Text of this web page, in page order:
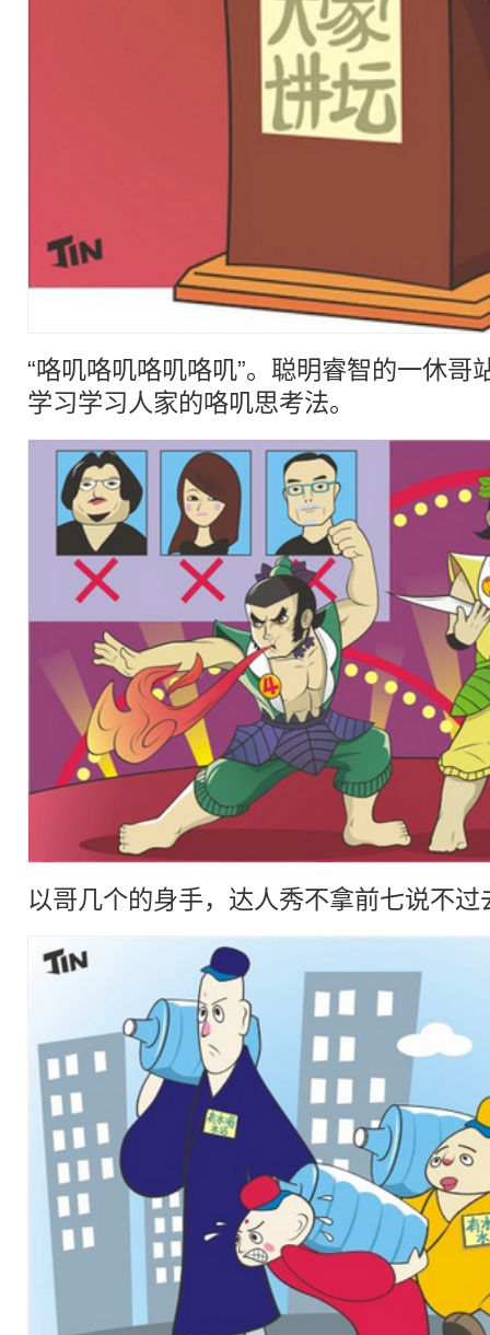
“咯叽咯叽咯叽咯叽”。聪明睿智的一休哥
学习学习人家的咯叽思考法。
以哥几个的身手，达人秀不拿前七说不过